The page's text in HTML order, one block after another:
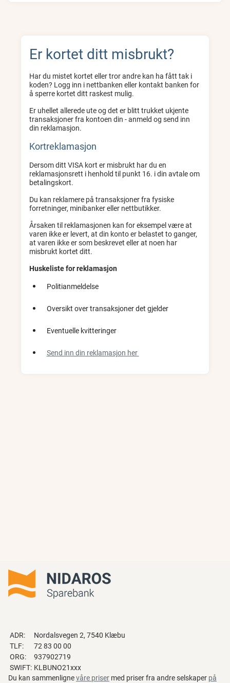
Er kortet ditt misbrukt?
Har du mistet kortet eller tror andre kan ha fått tak i
koden? Logg inn i nettbanken eller kontakt banken for
å sperre kortet ditt raskest mulig.
Er uhellet allerede ute og det er blitt trukket ukjente
transaksjoner fra kontoen din - anmeld og send inn
din reklamasjon.
Kortreklamasjon
Dersom ditt VISA kort er misbrukt har du en
reklamasjonsrett i henhold til punkt 16. i din avtale om
betalingskort.
Du kan reklamere på transaksjoner fra fysiske
forretninger, minibanker eller nettbutikker.
Årsaken til reklamasjonen kan for eksempel være at
varen ikke er levert, at din konto er belastet to ganger,
at varen ikke er som beskrevet eller at noen har
misbrukt kortet ditt.
Huskeliste for reklamasjon
Politianmeldelse
Oversikt over transaksjoner det gjelder
Eventuelle kvitteringer
Send inn din reklamasjon her
ADR:
Nordalsvegen 2, 7540 Klæbu
TLF:
72 83 00 00
ORG:
937902719
SWIFT: KLBUNO21xxx
Du kan sammenlignevåre priser med priser fra andre selskaper på